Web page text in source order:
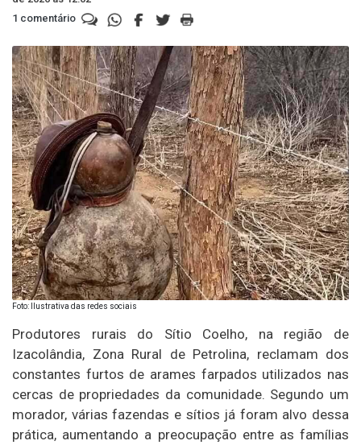
1 comentário
Foto: Ilustrativa das redes sociais
Produtores rurais do Sítio Coelho, na região de
Izacolândia, Zona Rural de Petrolina, reclamam dos
constantes furtos de arames farpados utilizados nas
cercas de propriedades da comunidade. Segundo um
morador, várias fazendas e sítios já foram alvo dessa
prática, aumentando a preocupação entre as famílias